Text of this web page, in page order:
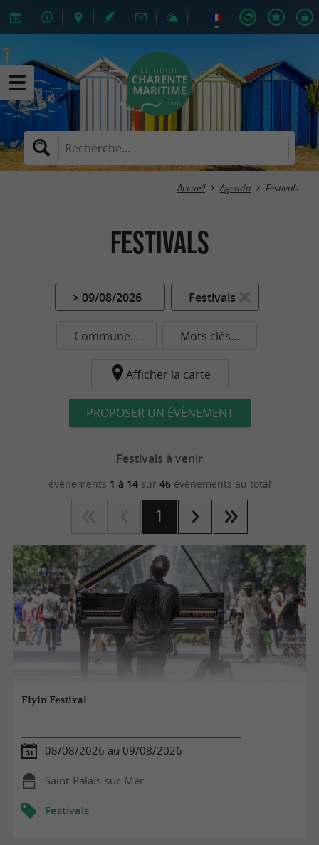
Accueil Agenda Festivals
Festivals
> 09/08/2026 Festivals
Commune... Mots clés...
Afficher la carte
PROPOSER UN ÉVÈNEMENT
Festivals à venir
évènements 1 à 14sur 46évènements au total
1
Flyin'Festival
08/08/2026 au 09/08/2026
Saint-Palais-sur-Mer
Festivals